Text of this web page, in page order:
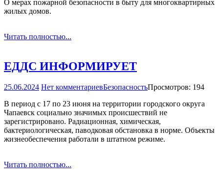
О мерах пожарной безопасности в быту для многоквартирных
жилых домов.
Читать полностью...
ЕДДС ИНФОРМИРУЕТ
25.06.2024 Нет комментариевБезопасностьПросмотров: 194
В период с 17 по 23 июня на территории городского округа
Чапаевск социально значимых происшествий не
зарегистрировано. Радиационная, химическая,
бактериологическая, паводковая обстановка в норме. Объекты
жизнеобеспечения работали в штатном режиме.
Читать полностью...